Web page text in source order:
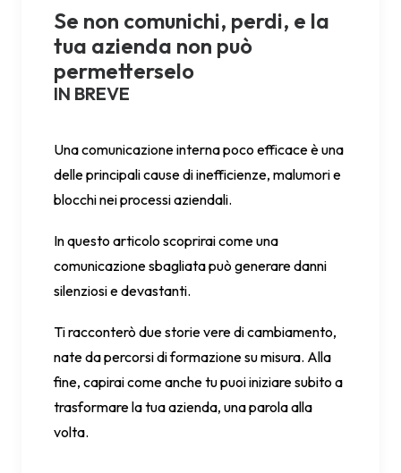
Se non comunichi, perdi, e la
tua azienda non può
permetterselo
IN BREVE
Una comunicazione interna poco efficace è una
delle principali cause di inefficienze, malumori e
blocchi nei processi aziendali.
In questo articolo scoprirai come una
comunicazione sbagliata può generare danni
silenziosi e devastanti.
Ti racconterò due storie vere di cambiamento,
nate da percorsi di formazione su misura. Alla
fine, capirai come anche tu puoi iniziare subito a
trasformare la tua azienda, una parola alla
volta.